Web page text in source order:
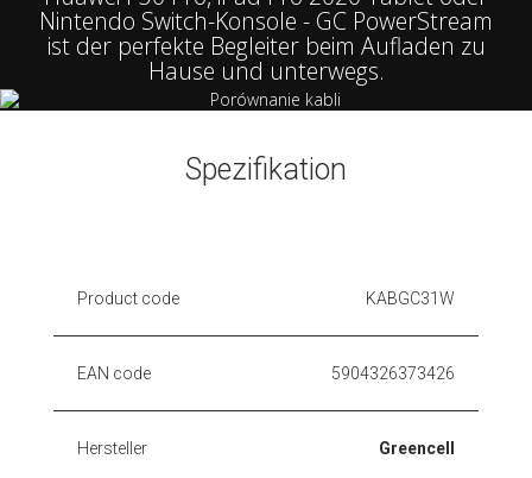
Nintendo Switch-Konsole - GC PowerStream
ist der perfekte Begleiter beim Aufladen zu
Hause und unterwegs.
Spezifikation
Product code KABGC31W
EAN code 5904326373426
Hersteller Greencell